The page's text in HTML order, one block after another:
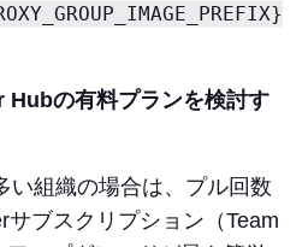
Hubの有料プランを検討す
い組織の場合は、プル回数
ブスクリプション（Team